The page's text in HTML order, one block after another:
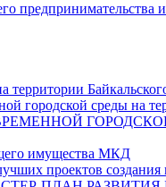
предпринимательства
территории
городской среды на
имущества МКД
проектов